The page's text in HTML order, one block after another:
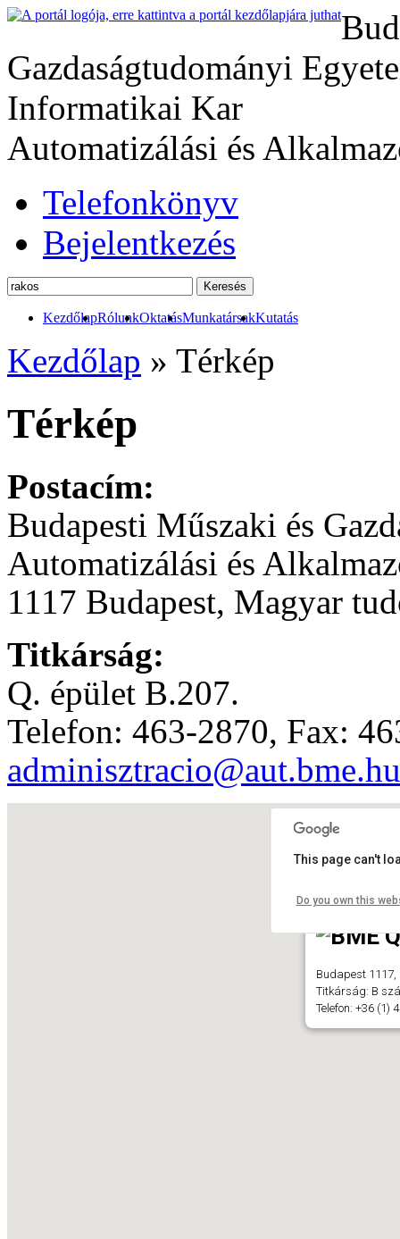
Gazdaságtudományi
Informatikai Kar
Automatizálási és
Telefonkönyv
Bejelentkezés
KezdőlapRólunkOktatásMunkatársakKutatás
Kezdőlap » Térkép
Térkép
Postacím:
Budapesti Műszaki és
Automatizálási és
1117 Budapest, Magyar
Titkárság:
Q. épület B.207.
Telefon: 463-2870, Fax:
adminisztracio@aut.bme.hu
Budapest
Titkárság: B
Telefon: +36 (1)
This page can't
Do you own this